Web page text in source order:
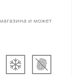
и может